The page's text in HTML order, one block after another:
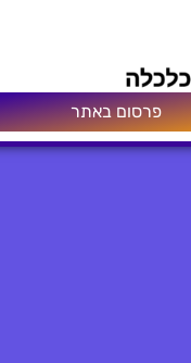
פרסום באתר